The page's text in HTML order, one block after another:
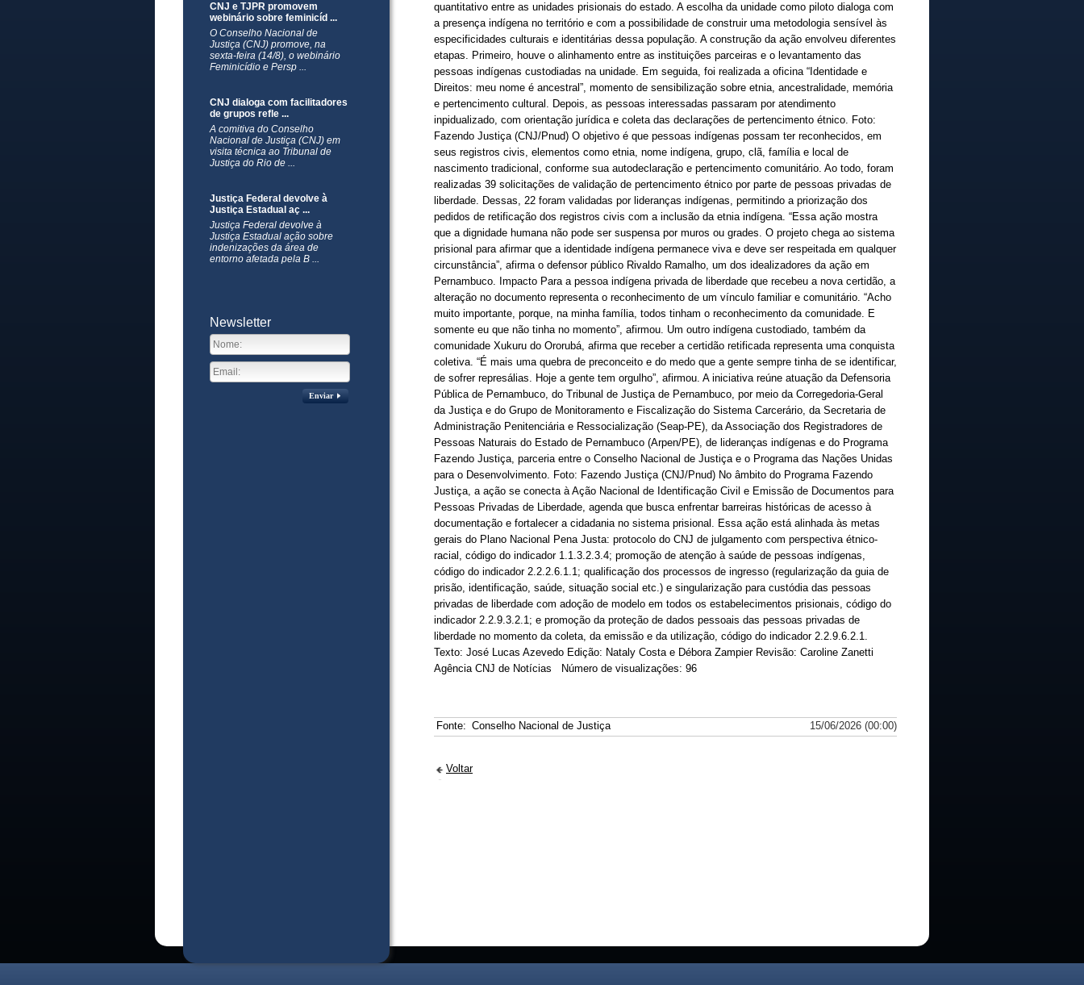
CNJ e TJPR promovem
webinário sobre feminicíd ...
O Conselho Nacional de
Justiça (CNJ) promove, na
sexta-feira (14/8), o webinário
Feminicídio e Persp ...
CNJ dialoga com facilitadores
de grupos refle ...
A comitiva do Conselho
Nacional de Justiça (CNJ) em
visita técnica ao Tribunal de
Justiça do Rio de ...
Justiça Federal devolve à
Justiça Estadual aç ...
Justiça Federal devolve à
Justiça Estadual ação sobre
indenizações da área de
entorno afetada pela B ...
Newsletter
Enviar
quantitativo entre as unidades prisionais do estado. A escolha da unidade como piloto dialoga com
a presença indígena no território e com a possibilidade de construir uma metodologia sensível às
especificidades culturais e identitárias dessa população. A construção da ação envolveu diferentes
etapas. Primeiro, houve o alinhamento entre as instituições parceiras e o levantamento das
pessoas indígenas custodiadas na unidade. Em seguida, foi realizada a oficina “Identidade e
Direitos: meu nome é ancestral”, momento de sensibilização sobre etnia, ancestralidade, memória
e pertencimento cultural. Depois, as pessoas interessadas passaram por atendimento
inpidualizado, com orientação jurídica e coleta das declarações de pertencimento étnico. Foto:
Fazendo Justiça (CNJ/Pnud) O objetivo é que pessoas indígenas possam ter reconhecidos, em
seus registros civis, elementos como etnia, nome indígena, grupo, clã, família e local de
nascimento tradicional, conforme sua autodeclaração e pertencimento comunitário. Ao todo, foram
realizadas 39 solicitações de validação de pertencimento étnico por parte de pessoas privadas de
liberdade. Dessas, 22 foram validadas por lideranças indígenas, permitindo a priorização dos
pedidos de retificação dos registros civis com a inclusão da etnia indígena. “Essa ação mostra
que a dignidade humana não pode ser suspensa por muros ou grades. O projeto chega ao sistema
prisional para afirmar que a identidade indígena permanece viva e deve ser respeitada em qualquer
circunstância”, afirma o defensor público Rivaldo Ramalho, um dos idealizadores da ação em
Pernambuco. Impacto Para a pessoa indígena privada de liberdade que recebeu a nova certidão, a
alteração no documento representa o reconhecimento de um vínculo familiar e comunitário. “Acho
muito importante, porque, na minha família, todos tinham o reconhecimento da comunidade. E
somente eu que não tinha no momento”, afirmou. Um outro indígena custodiado, também da
comunidade Xukuru do Ororubá, afirma que receber a certidão retificada representa uma conquista
coletiva. “É mais uma quebra de preconceito e do medo que a gente sempre tinha de se identificar,
de sofrer represálias. Hoje a gente tem orgulho”, afirmou. A iniciativa reúne atuação da Defensoria
Pública de Pernambuco, do Tribunal de Justiça de Pernambuco, por meio da Corregedoria-Geral
da Justiça e do Grupo de Monitoramento e Fiscalização do Sistema Carcerário, da Secretaria de
Administração Penitenciária e Ressocialização (Seap-PE), da Associação dos Registradores de
Pessoas Naturais do Estado de Pernambuco (Arpen/PE), de lideranças indígenas e do Programa
Fazendo Justiça, parceria entre o Conselho Nacional de Justiça e o Programa das Nações Unidas
para o Desenvolvimento. Foto: Fazendo Justiça (CNJ/Pnud) No âmbito do Programa Fazendo
Justiça, a ação se conecta à Ação Nacional de Identificação Civil e Emissão de Documentos para
Pessoas Privadas de Liberdade, agenda que busca enfrentar barreiras históricas de acesso à
documentação e fortalecer a cidadania no sistema prisional. Essa ação está alinhada às metas
gerais do Plano Nacional Pena Justa: protocolo do CNJ de julgamento com perspectiva étnico-
racial, código do indicador 1.1.3.2.3.4; promoção de atenção à saúde de pessoas indígenas,
código do indicador 2.2.2.6.1.1; qualificação dos processos de ingresso (regularização da guia de
prisão, identificação, saúde, situação social etc.) e singularização para custódia das pessoas
privadas de liberdade com adoção de modelo em todos os estabelecimentos prisionais, código do
indicador 2.2.9.3.2.1; e promoção da proteção de dados pessoais das pessoas privadas de
liberdade no momento da coleta, da emissão e da utilização, código do indicador 2.2.9.6.2.1.
Texto: José Lucas Azevedo Edição: Nataly Costa e Débora Zampier Revisão: Caroline Zanetti
Agência CNJ de Notícias Número de visualizações: 96
Fonte: Conselho Nacional de Justiça 15/06/2026 (00:00)
Voltar